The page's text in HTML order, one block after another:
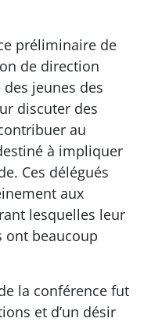
préliminaire de
de direction
jeunes des
discuter des
au
à impliquer
Ces délégués
aux
lesquelles leur
ont beaucoup
la conférence fut
et d’un désir